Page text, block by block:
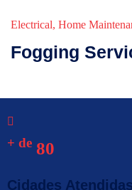
Electrical, Home
Fogging
+ de 80
Cidades Atendidas